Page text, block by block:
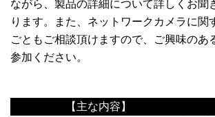
ながら、製品の詳細について詳しくお聞
ります。また、ネットワークカメラに関
ごともご相談頂けますので、ご興味のあ
参加ください。
【主な内容】